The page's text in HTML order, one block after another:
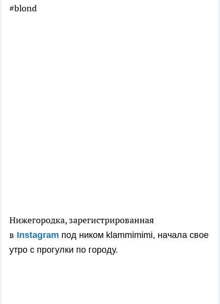
#blond
Нижегородка, зарегистрированная
в Instagram под ником klammimimi, начала свое
утро с прогулки по городу.